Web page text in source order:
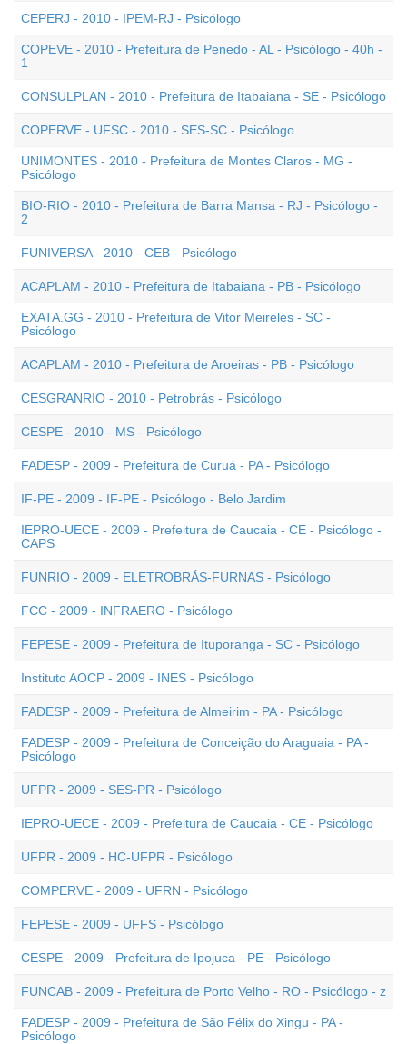
CEPERJ - 2010 - IPEM-RJ - Psicólogo
COPEVE - 2010 - Prefeitura de Penedo - AL - Psicólogo - 40h -
1
CONSULPLAN - 2010 - Prefeitura de Itabaiana - SE - Psicólogo
COPERVE - UFSC - 2010 - SES-SC - Psicólogo
UNIMONTES - 2010 - Prefeitura de Montes Claros - MG -
Psicólogo
BIO-RIO - 2010 - Prefeitura de Barra Mansa - RJ - Psicólogo -
2
FUNIVERSA - 2010 - CEB - Psicólogo
ACAPLAM - 2010 - Prefeitura de Itabaiana - PB - Psicólogo
EXATA.GG - 2010 - Prefeitura de Vitor Meireles - SC -
Psicólogo
ACAPLAM - 2010 - Prefeitura de Aroeiras - PB - Psicólogo
CESGRANRIO - 2010 - Petrobrás - Psicólogo
CESPE - 2010 - MS - Psicólogo
FADESP - 2009 - Prefeitura de Curuá - PA - Psicólogo
IF-PE - 2009 - IF-PE - Psicólogo - Belo Jardim
IEPRO-UECE - 2009 - Prefeitura de Caucaia - CE - Psicólogo -
CAPS
FUNRIO - 2009 - ELETROBRÁS-FURNAS - Psicólogo
FCC - 2009 - INFRAERO - Psicólogo
FEPESE - 2009 - Prefeitura de Ituporanga - SC - Psicólogo
Instituto AOCP - 2009 - INES - Psicólogo
FADESP - 2009 - Prefeitura de Almeirim - PA - Psicólogo
FADESP - 2009 - Prefeitura de Conceição do Araguaia - PA -
Psicólogo
UFPR - 2009 - SES-PR - Psicólogo
IEPRO-UECE - 2009 - Prefeitura de Caucaia - CE - Psicólogo
UFPR - 2009 - HC-UFPR - Psicólogo
COMPERVE - 2009 - UFRN - Psicólogo
FEPESE - 2009 - UFFS - Psicólogo
CESPE - 2009 - Prefeitura de Ipojuca - PE - Psicólogo
FUNCAB - 2009 - Prefeitura de Porto Velho - RO - Psicólogo - z
FADESP - 2009 - Prefeitura de São Félix do Xingu - PA -
Psicólogo